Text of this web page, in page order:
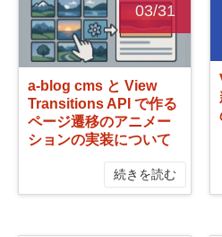
03/31
a-blog cms と View
Transitions API で作る
ページ遷移のアニメー
ションの実装について
続きを読む